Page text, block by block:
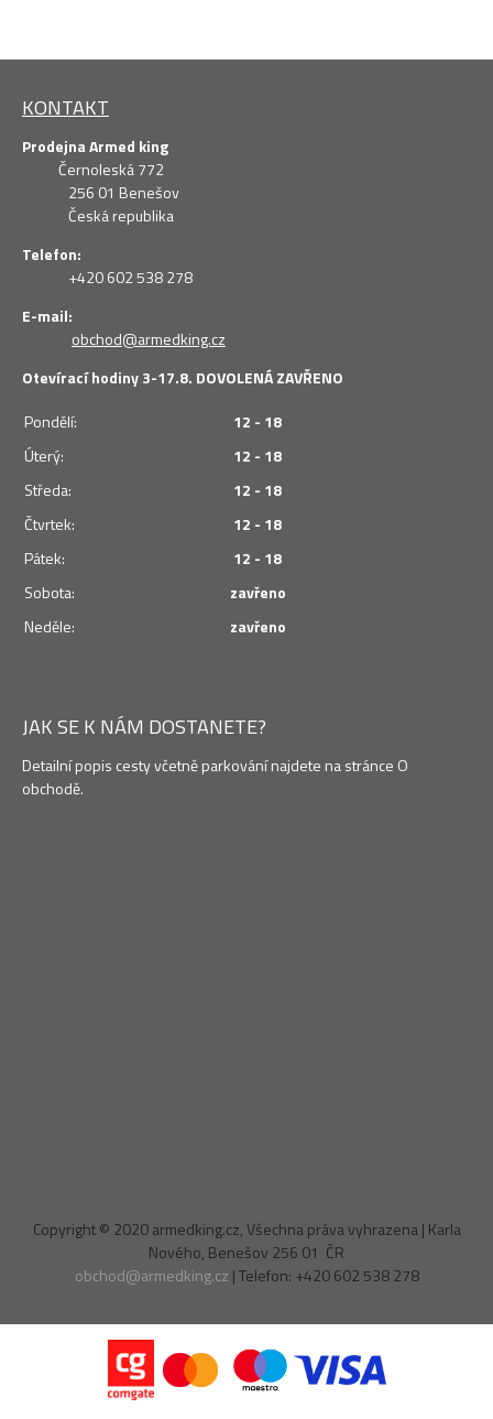
KONTAKT
Prodejna Armed king
Černoleská 772
256 01 Benešov
Česká republika
Telefon:
+420 602 538 278
E-mail:
obchod@armedking.cz
Otevírací hodiny 3-17.8. DOVOLENÁ ZAVŘENO
Pondělí:
12 - 18
Úterý:
12 - 18
Středa:
12 - 18
Čtvrtek:
12 - 18
Pátek:
12 - 18
Sobota:
zavřeno
Neděle:
zavřeno
JAK SE K NÁM DOSTANETE?
Detailní popis cesty včetně parkování najdete na stránce O
obchodě.
Copyright © 2020 armedking.cz, Všechna práva vyhrazena | Karla
Nového, Benešov 256 01 ČR
obchod@armedking.cz | Telefon: +420 602 538 278